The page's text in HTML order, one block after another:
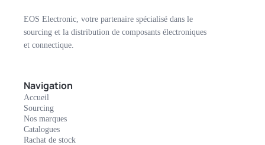
EOS Electronic, votre partenaire spécialisé dans le
sourcing et la distribution de composants électroniques
et connectique.
Navigation
Accueil
Sourcing
Nos marques
Catalogues
Rachat de stock